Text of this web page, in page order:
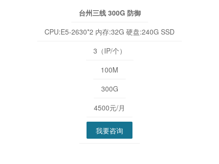
台州三线 300G 防御
CPU:E5-2630*2 内存:32G 硬盘:240G SSD
3（IP/个）
100M
300G
4500元/月
我要咨询